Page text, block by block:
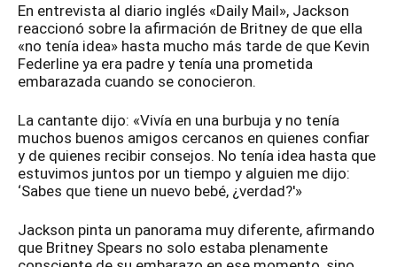
En entrevista al diario inglés «Daily Mail», Jackson
reaccionó sobre la afirmación de Britney de que ella
«no tenía idea» hasta mucho más tarde de que Kevin
Federline ya era padre y tenía una prometida
embarazada cuando se conocieron.
La cantante dijo: «Vivía en una burbuja y no tenía
muchos buenos amigos cercanos en quienes confiar
y de quienes recibir consejos. No tenía idea hasta que
estuvimos juntos por un tiempo y alguien me dijo:
‘Sabes que tiene un nuevo bebé, ¿verdad?'»
Jackson pinta un panorama muy diferente, afirmando
que Britney Spears no solo estaba plenamente